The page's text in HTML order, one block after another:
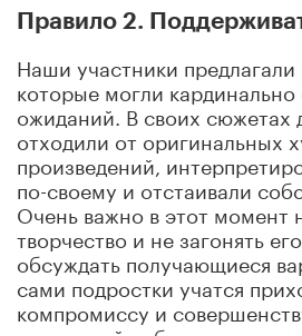
Правило 2.
Наши участники предлагали
которые могли кардинально
ожиданий. В своих сюжетах
отходили от оригинальных
произведений,
по-своему и отстаивали
Очень важно в этот момент
творчество и не загонять
обсуждать получающиеся
сами подростки учатся
компромиссу и